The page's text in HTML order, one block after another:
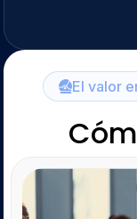
El valor